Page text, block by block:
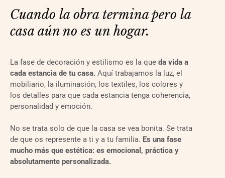
Cuando la obra termina pero la
casa aún no es un hogar.
La fase de decoración y estilismo es la que da vida a
cada estancia de tu casa. Aquí trabajamos la luz, el
mobiliario, la iluminación, los textiles, los colores y
los detalles para que cada estancia tenga coherencia,
personalidad y emoción.
No se trata solo de que la casa se vea bonita. Se trata
de que os represente a ti y a tu familia. Es una fase
mucho más que estética: es emocional, práctica y
absolutamente personalizada.